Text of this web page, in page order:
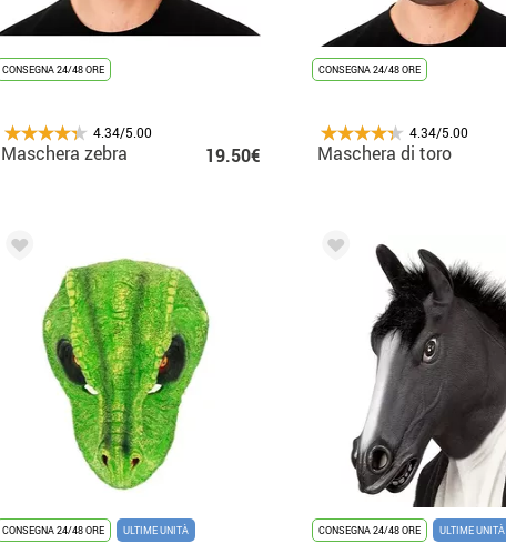
CONSEGNA 24/48 ORE
4.34/5.00
Maschera zebra 19.50€
CONSEGNA 24/48 ORE
4.34/5.00
Maschera di toro
CONSEGNA 24/48 ORE ULTIME UNITÀ CONSEGNA 24/48 ORE ULTIME UNITÀ